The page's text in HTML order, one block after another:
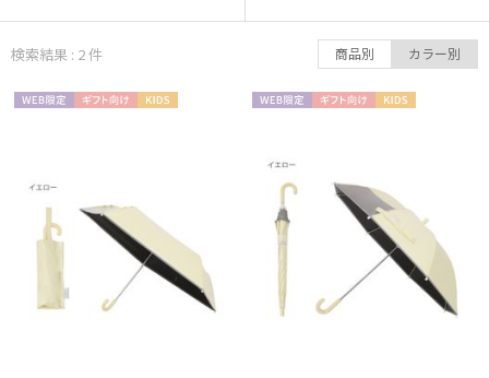
レディース メンズ キッズ
ブランド
カラー
おすすめ
順
価格の低い
順
人気順
検索結果 : 2件 商品別 カラー別